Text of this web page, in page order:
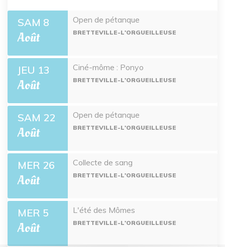
SAM 8
Août
Open de pétanque
BRETTEVILLE-L'ORGUEILLEUSE
JEU 13
Août
Ciné-môme : Ponyo
BRETTEVILLE-L'ORGUEILLEUSE
SAM 22
Août
Open de pétanque
BRETTEVILLE-L'ORGUEILLEUSE
MER 26
Août
Collecte de sang
BRETTEVILLE-L'ORGUEILLEUSE
MER 5
Août
L'été des Mômes
BRETTEVILLE-L'ORGUEILLEUSE